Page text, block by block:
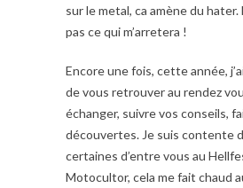
sur le metal, ca amène du hater.
pas ce qui m’arretera !
Encore une fois, cette année,
de vous retrouver au rendez
échanger, suivre vos conseils,
découvertes. Je suis contente
certaines d’entre vous au
Motocultor, cela me fait chaud